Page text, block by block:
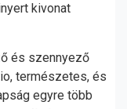
kivonat
és szennyező
természetes, és
egyre több